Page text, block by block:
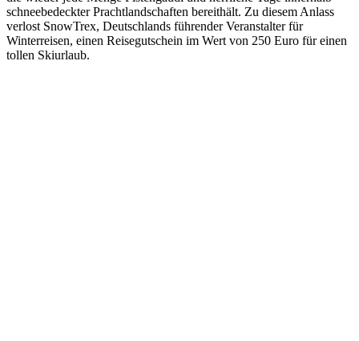
schneebedeckter Prachtlandschaften bereithält. Zu diesem Anlass
verlost SnowTrex, Deutschlands führender Veranstalter für
Winterreisen, einen Reisegutschein im Wert von 250 Euro für einen
tollen Skiurlaub.